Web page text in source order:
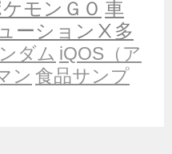
モンＧＯ 車
ーションⅩ多
ダム iQOS（ア
ン 食品サンプ